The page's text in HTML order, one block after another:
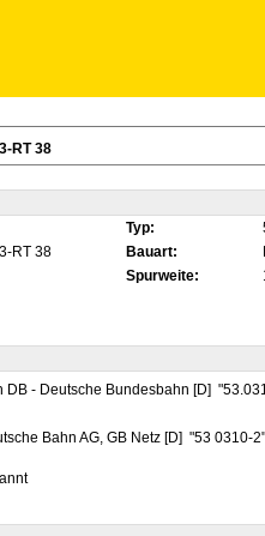
RT 38
Typ:
RT 38 Bauart:
Spurweite:
DB - Deutsche Bundesbahn [D]
Bahn AG, GB Netz [D] "53 0310-2"